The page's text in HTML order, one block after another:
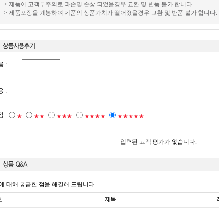
> 제품이 고객부주의로 파손및 손상 되었을경우 교환 및 반품 불가 합니다.
> 제품포장을 개봉하여 제품의 상품가치가 떨어졌을경우 교환 및 반품 불가 합니다.
:
:
★ ★★ ★★★ ★★★★ ★★★★★
입력된 고객 평가가 없습니다.
대해 궁금한 점을 해결해 드립니다.
제목